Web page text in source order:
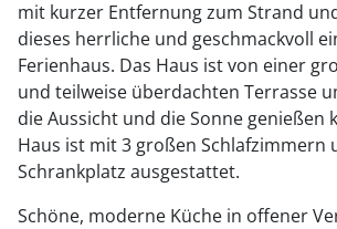
mit kurzer Entfernung zum Strand
dieses herrliche und geschmackvoll
Ferienhaus. Das Haus ist von einer
und teilweise überdachten Terrasse
die Aussicht und die Sonne genießen
Haus ist mit 3 großen Schlafzimmern
Schrankplatz ausgestattet.
Schöne, moderne Küche in offener